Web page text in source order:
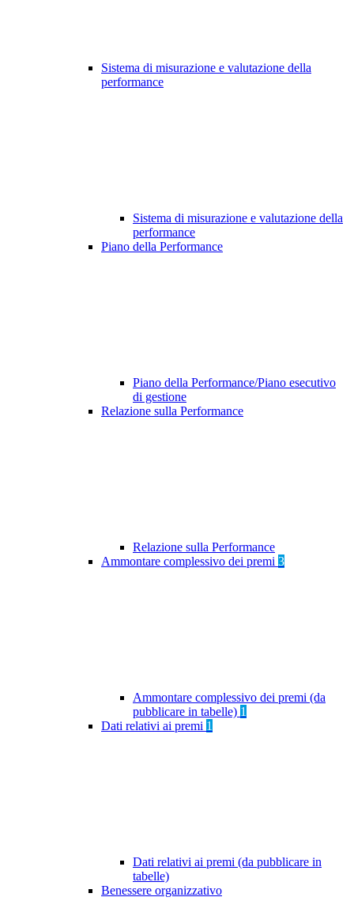
Sistema di misurazione e valutazione della
performance
Sistema di misurazione e valutazione della
performance
Piano della Performance
Piano della Performance/Piano esecutivo
di gestione
Relazione sulla Performance
Relazione sulla Performance
Ammontare complessivo dei premi 3
Ammontare complessivo dei premi (da
pubblicare in tabelle) 1
Dati relativi ai premi 1
Dati relativi ai premi (da pubblicare in
tabelle)
Benessere organizzativo